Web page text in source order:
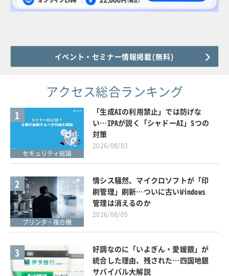
イベント・セミナー情報掲載(無料)
アクセス総合ランキング
1
セキュリティ総論
「生成AIの利用禁止」では防げな
い…IPAが説く「シャドーAI」5つの
対策
2026/08/03
2
プリンタ・複合機
情シス騒然、マイクロソフトが「印
刷管理」刷新…ついに古いWindows
管理は消えるのか
2026/08/05
3
好調なのに「いよぎん・愛媛銀」が
統合した理由、残された…四国地銀
サバイバル大解説